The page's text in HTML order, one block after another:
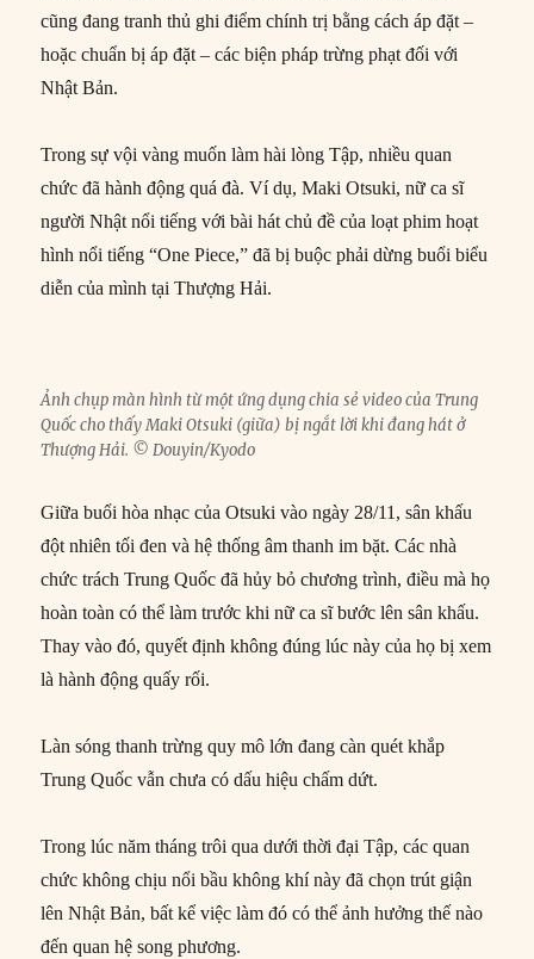
cũng đang tranh thủ ghi điểm chính trị bằng cách áp đặt –
hoặc chuẩn bị áp đặt – các biện pháp trừng phạt đối với
Nhật Bản.
Trong sự vội vàng muốn làm hài lòng Tập, nhiều quan
chức đã hành động quá đà. Ví dụ, Maki Otsuki, nữ ca sĩ
người Nhật nổi tiếng với bài hát chủ đề của loạt phim hoạt
hình nổi tiếng “One Piece,” đã bị buộc phải dừng buổi biểu
diễn của mình tại Thượng Hải.
Ảnh chụp màn hình từ một ứng dụng chia sẻ video của Trung
Quốc cho thấy Maki Otsuki (giữa) bị ngắt lời khi đang hát ở
Thượng Hải. © Douyin/Kyodo
Giữa buổi hòa nhạc của Otsuki vào ngày 28/11, sân khấu
đột nhiên tối đen và hệ thống âm thanh im bặt. Các nhà
chức trách Trung Quốc đã hủy bỏ chương trình, điều mà họ
hoàn toàn có thể làm trước khi nữ ca sĩ bước lên sân khấu.
Thay vào đó, quyết định không đúng lúc này của họ bị xem
là hành động quấy rối.
Làn sóng thanh trừng quy mô lớn đang càn quét khắp
Trung Quốc vẫn chưa có dấu hiệu chấm dứt.
Trong lúc năm tháng trôi qua dưới thời đại Tập, các quan
chức không chịu nổi bầu không khí này đã chọn trút giận
lên Nhật Bản, bất kể việc làm đó có thể ảnh hưởng thế nào
đến quan hệ song phương.